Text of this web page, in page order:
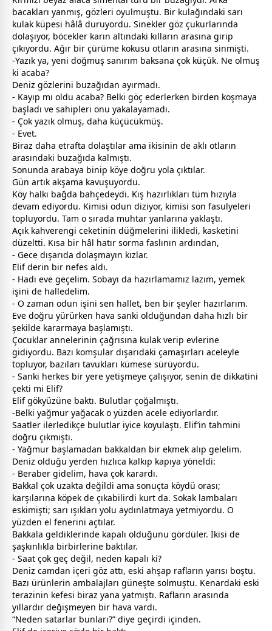
bacakları yanmış, gözleri oyulmuştu. Bir kulağındaki sarı
kulak küpesi hâlâ duruyordu. Sinekler göz çukurlarında
dolaşıyor, böcekler karın altındaki kılların arasına girip
çıkıyordu. Ağır bir çürüme kokusu otların arasına sinmişti.
-Yazık ya, yeni doğmuş sanırım baksana çok küçük. Ne olmuş
ki acaba?
Deniz gözlerini buzağıdan ayırmadı.
- Kayıp mı oldu acaba? Belki göç ederlerken birden koşmaya
başladı ve sahipleri onu yakalayamadı.
- Çok yazık olmuş, daha küçücükmüş.
- Evet.
Biraz daha etrafta dolaştılar ama ikisinin de aklı otların
arasındaki buzağıda kalmıştı.
Sonunda arabaya binip köye doğru yola çıktılar.
Gün artık akşama kavuşuyordu.
Köy halkı bağda bahçedeydi. Kış hazırlıkları tüm hızıyla
devam ediyordu. Kimisi odun diziyor, kimisi son fasulyeleri
topluyordu. Tam o sırada muhtar yanlarına yaklaştı.
Açık kahverengi ceketinin düğmelerini ilikledi, kasketini
düzeltti. Kısa bir hâl hatır sorma faslının ardından,
- Gece dışarıda dolaşmayın kızlar.
Elif derin bir nefes aldı.
- Hadi eve geçelim. Sobayı da hazırlamamız lazım, yemek
işini de halledelim.
- O zaman odun işini sen hallet, ben bir şeyler hazırlarım.
Eve doğru yürürken hava sanki olduğundan daha hızlı bir
şekilde kararmaya başlamıştı.
Çocuklar annelerinin çağrısına kulak verip evlerine
gidiyordu. Bazı komşular dışarıdaki çamaşırları aceleyle
topluyor, bazıları tavukları kümese sürüyordu.
- Sanki herkes bir yere yetişmeye çalışıyor, senin de dikkatini
çekti mi Elif?
Elif gökyüzüne baktı. Bulutlar çoğalmıştı.
-Belki yağmur yağacak o yüzden acele ediyorlardır.
Saatler ilerledikçe bulutlar iyice koyulaştı. Elif’in tahmini
doğru çıkmıştı.
- Yağmur başlamadan bakkaldan bir ekmek alıp gelelim.
Deniz olduğu yerden hızlıca kalkıp kapıya yöneldi:
- Beraber gidelim, hava çok karardı.
Bakkal çok uzakta değildi ama sonuçta köydü orası;
karşılarına köpek de çıkabilirdi kurt da. Sokak lambaları
eskimişti; sarı ışıkları yolu aydınlatmaya yetmiyordu. O
yüzden el fenerini açtılar.
Bakkala geldiklerinde kapalı olduğunu gördüler. İkisi de
şaşkınlıkla birbirlerine baktılar.
- Saat çok geç değil, neden kapalı ki?
Deniz camdan içeri göz attı, eski ahşap rafların yarısı boştu.
Bazı ürünlerin ambalajları güneşte solmuştu. Kenardaki eski
terazinin kefesi biraz yana yatmıştı. Rafların arasında
yıllardır değişmeyen bir hava vardı.
“Neden satarlar bunları?” diye geçirdi içinden.